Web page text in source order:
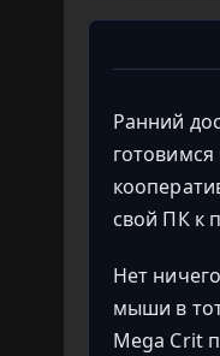
Ранний
свой ПК к
Нет
мыши в
Mega Crit